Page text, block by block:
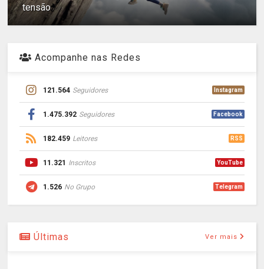
tensão
Acompanhe nas Redes
121.564 Seguidores Instagram
1.475.392 Seguidores Facebook
182.459 Leitores RSS
11.321 Inscritos YouTube
1.526 No Grupo Telegram
Últimas Ver mais